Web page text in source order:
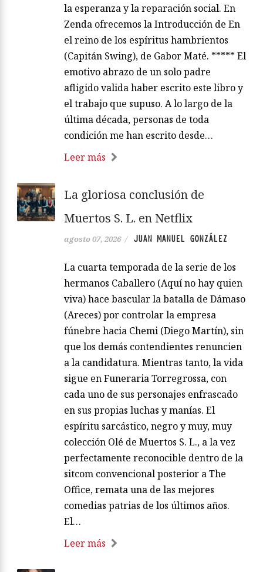
la esperanza y la reparación social. En
Zenda ofrecemos la Introducción de En
el reino de los espíritus hambrientos
(Capitán Swing), de Gabor Maté. ***** El
emotivo abrazo de un solo padre
afligido valida haber escrito este libro y
el trabajo que supuso. A lo largo de la
última década, personas de toda
condición me han escrito desde…
Leer más
La gloriosa conclusión de
Muertos S. L. en Netflix
agosto 07, 2026 / JUAN MANUEL GONZÁLEZ
La cuarta temporada de la serie de los
hermanos Caballero (Aquí no hay quien
viva) hace bascular la batalla de Dámaso
(Areces) por controlar la empresa
fúnebre hacia Chemi (Diego Martín), sin
que los demás contendientes renuncien
a la candidatura. Mientras tanto, la vida
sigue en Funeraria Torregrossa, con
cada uno de sus personajes enfrascado
en sus propias luchas y manías. El
espíritu sarcástico, negro y muy, muy
colección Olé de Muertos S. L., a la vez
perfectamente reconocible dentro de la
sitcom convencional posterior a The
Office, remata una de las mejores
comedias patrias de los últimos años.
El…
Leer más